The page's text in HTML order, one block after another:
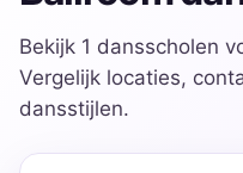
Bekijk 1 dansscholen
Vergelijk locaties,
dansstijlen.